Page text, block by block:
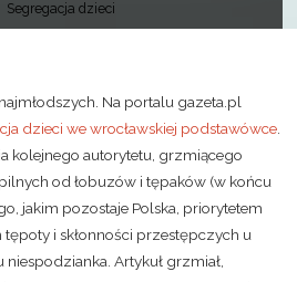
Segregacja dzieci
Na portalu gazeta.pl
dzieci we wrocławskiej podstawówce.
kolejnego autorytetu, grzmiącego
od łobuzów i tępaków (w końcu
jakim pozostaje Polska, priorytetem
i skłonności przestępczych u
Artykuł grzmiał,